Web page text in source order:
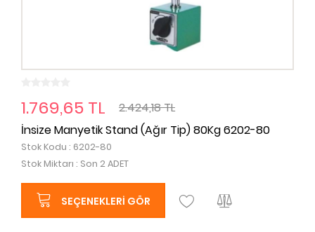
1.769,65 TL
2.424,18 TL
İnsize Manyetik Stand (Ağır Tip) 80Kg 6202-80
Stok Kodu : 6202-80
Stok Miktarı : Son 2 ADET
SEÇENEKLERI GÖR